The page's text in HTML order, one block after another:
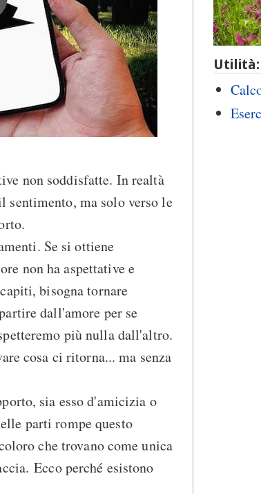
non soddisfatte. In realtà
sentimento, ma solo verso le
Se si ottiene
non ha aspettative e
bisogna tornare
dall'amore per se
più nulla dall'altro.
cosa ci ritorna... ma senza
sia esso d'amicizia o
parti rompe questo
che trovano come unica
Ecco perché esistono
Utilità: